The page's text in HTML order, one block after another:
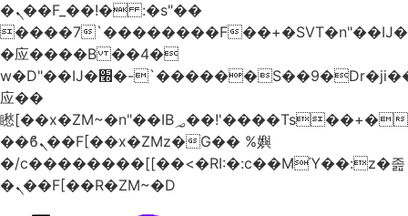
�ܢ��F_��!� :�s"��
����7`��������F
�应����B ��4�
w�D"��IJ�׭�-`������S��9�Dr�ji��EJ߅��gJ�
应��
矁[��x�ZM~�n"��IB؃��!'����Тѕ��+��(m��IK�ʭ�/|
��ϐܢ��F[��x�ZMz�G�� %嬩
�/c��������[[��<�RI:�:c��MΎ��:z�졾
�ܢ��F[��R�ZM~�D